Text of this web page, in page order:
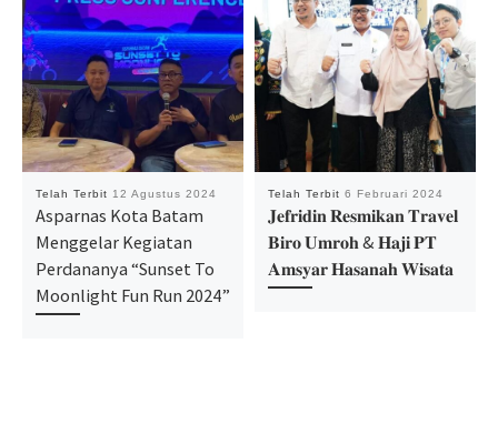
Telah Terbit 12 Agustus 2024
Asparnas Kota Batam
Menggelar Kegiatan
Perdananya “Sunset To
Moonlight Fun Run 2024”
Telah Terbit 6 Februari 2024
𝐉𝐞𝐟𝐫𝐢𝐝𝐢𝐧 𝐑𝐞𝐬𝐦𝐢𝐤𝐚𝐧 𝐓𝐫𝐚𝐯𝐞𝐥
𝐁𝐢𝐫𝐨 𝐔𝐦𝐫𝐨𝐡 & 𝐇𝐚𝐣𝐢 𝐏𝐓
𝐀𝐦𝐬𝐲𝐚𝐫 𝐇𝐚𝐬𝐚𝐧𝐚𝐡 𝐖𝐢𝐬𝐚𝐭𝐚